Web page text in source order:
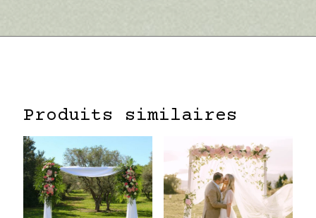
Produits similaires